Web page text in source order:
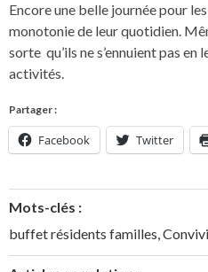
Encore une belle journée pour
monotonie de leur quotidien.
sorte qu’ils ne s’ennuient pas
activités.
Partager :
Facebook Twitter
Mots-clés :
buffet résidents familles,